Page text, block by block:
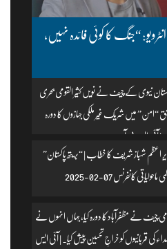
“جنگ کا کوئی فائدہ نہیں،
نیوی کے چیف نے نویں کثیر القومی بحری
“امن” میں شریک غیر ملکی جہازوں کا دورہ
| آئی ایس پی آر
اعظم شہباز شریف کا خطاب | “بریتھ پاکستان”
ماحولیاتی کانفرنس 07-02-2025
چیف نے مظفرآباد کا دورہ کیا، جہاں انہوں نے
کی قربانیوں کو خراجِ تحسین پیش کیا۔ | آئی ایس